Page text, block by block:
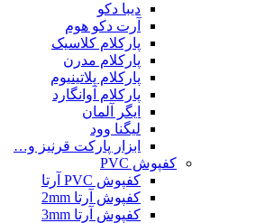
دیبا دکو
آرت دکو هوم
پارکلام کلاسیک
پارکلام مدرن
پارکلام پلاتینیوم
پارکلام آوانگارد
ایگر آلمان
لیگنا وود
ابزار پارکت قرنیز و…
کفپوش PVC
کفپوش PVC آرتا
کفپوش آرتا 2mm
کفپوش آرتا 3mm